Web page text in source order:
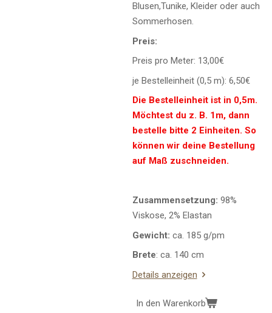
Blusen,Tunike, Kleider oder auch
Sommerhosen.
Preis:
Preis pro Meter: 13,00€
je Bestelleinheit (0,5 m): 6,50€
Die Bestelleinheit ist in 0,5m.
Möchtest du z. B. 1m, dann
bestelle bitte 2 Einheiten. So
können wir deine Bestellung
auf Maß zuschneiden.
Zusammensetzung: 98%
Viskose, 2% Elastan
Gewicht: ca. 185 g/pm
Brete: ca. 140 cm
Details anzeigen
In den Warenkorb